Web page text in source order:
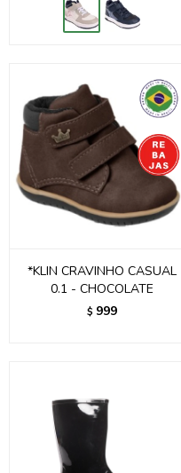
*KLIN CRAVINHO CASUAL
0.1 - CHOCOLATE
$ 999